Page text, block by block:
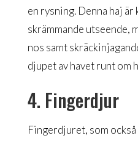
en rysning. Denna haj
skrämmande utseende,
nos samt
djupet av havet runt om
4. Fingerdjur
Fingerdjuret, som också